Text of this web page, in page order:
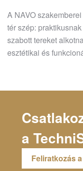
A NAVO
tér szép:
szabott tereket
esztétikai és
a
Feliratkozás